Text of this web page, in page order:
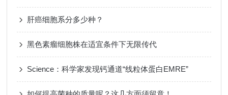
肝癌细胞系分多少种？
黑色素瘤细胞株在适宜条件下无限传代
Science：科学家发现钙通道“线粒体蛋白EMRE”